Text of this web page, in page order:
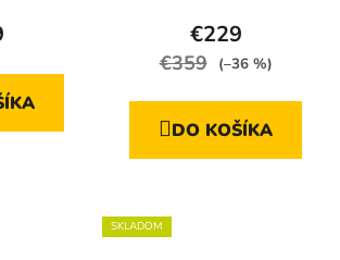
hodnotenie
produktu
z
€229
€359 (–36 %)
DO KOŠÍKA
SKLADOM